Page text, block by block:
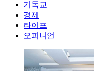
기독교
경제
라이프
오피니언